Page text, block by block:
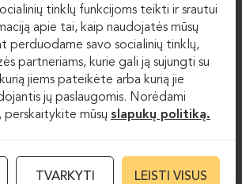
Foteliai
tinklų funkcijoms teikti ir srautui
apie tai, kaip naudojatės mūsų
perduodame savo socialinių tinklų,
partneriams, kurie gali ją sujungti su
jiems pateikėte arba kurią jie
jų paslaugomis. Norėdami
perskaitykite mūsų slapukų politiką.
TVARKYTI LEISTI VISUS